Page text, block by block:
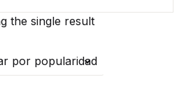
the single result
por popularidad